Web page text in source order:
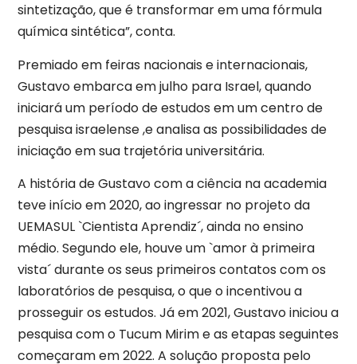
sintetização, que é transformar em uma fórmula
química sintética”, conta.
Premiado em feiras nacionais e internacionais,
Gustavo embarca em julho para Israel, quando
iniciará um período de estudos em um centro de
pesquisa israelense ,e analisa as possibilidades de
iniciação em sua trajetória universitária.
A história de Gustavo com a ciência na academia
teve início em 2020, ao ingressar no projeto da
UEMASUL `Cientista Aprendiz´, ainda no ensino
médio. Segundo ele, houve um `amor à primeira
vista´ durante os seus primeiros contatos com os
laboratórios de pesquisa, o que o incentivou a
prosseguir os estudos. Já em 2021, Gustavo iniciou a
pesquisa com o Tucum Mirim e as etapas seguintes
começaram em 2022. A solução proposta pelo